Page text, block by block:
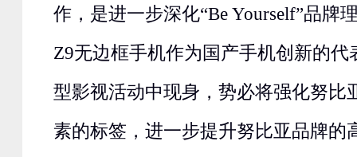
作，是进一步深化“Be Yourself”品牌
Z9无边框手机作为国产手机创新的代
型影视活动中现身，势必将强化努比
素的标签，进一步提升努比亚品牌的